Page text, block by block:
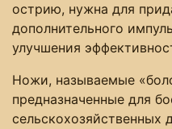
острию, нужна для
дополнительного
улучшения
Ножи, называемые
предназначенные для
сельскохозяйственных